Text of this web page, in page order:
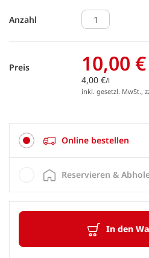
Anzahl
Preis 10,00 €
4,00 €/l
inkl. gesetzl. MwSt.,
Online bestellen
In den
Reservieren &